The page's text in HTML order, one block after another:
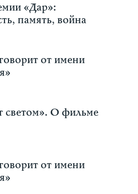
«Дар»:
память, война
от имени
светом». О фильме
от имени